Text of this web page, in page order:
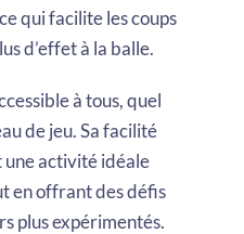
qui facilite les coups
d’effet à la balle.
à tous, quel
de jeu. Sa facilité
une activité idéale
en offrant des défis
plus expérimentés.